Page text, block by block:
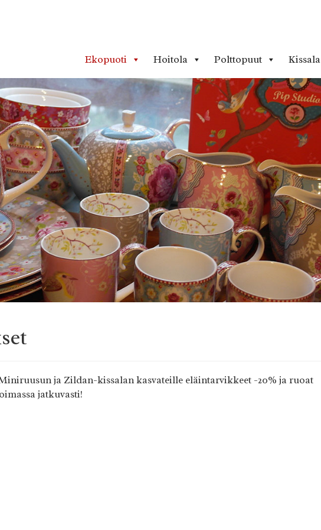
Ekopuoti Hoitola Polttopuut Kissala
ja Zildan-kissalan kasvateille eläintarvikkeet -20% ja ruoat
jatkuvasti!